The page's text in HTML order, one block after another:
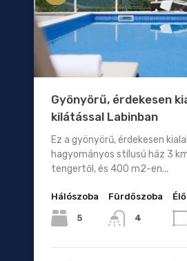
Gyönyörű, érdekesen
kilátással Labinban
Ez a gyönyörű, érdekesen
hagyományos stílusú ház 3
tengertől, és 400 m2-en...
Hálószoba
5
Fürdőszoba
4